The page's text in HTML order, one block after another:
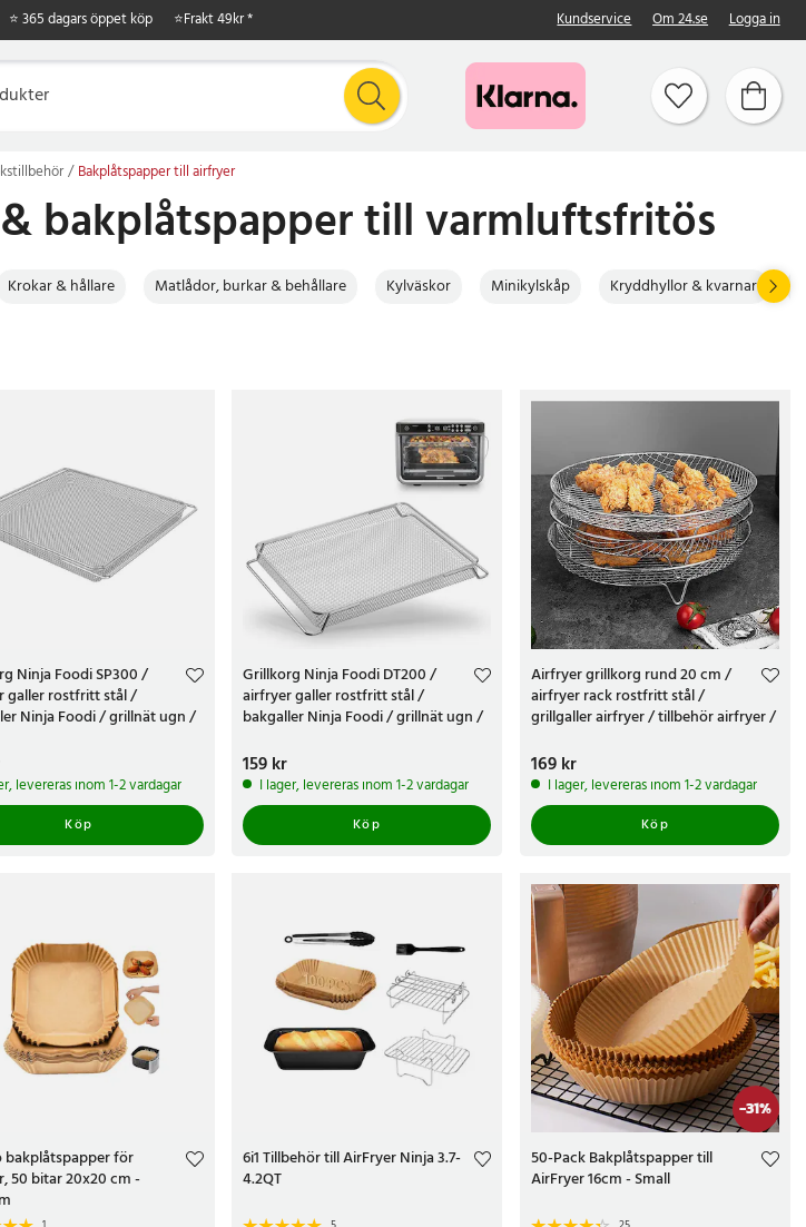
⭐ 365 dagars öppet köp ⭐Frakt 49kr * Kundservice Om 24.se Logga in
Bakplåtspapper till airfryer
bakplåtspapper till varmluftsfritös
Krokar & hållare Matlådor, burkar & behållare Kylväskor Minikylskåp Kryddhyllor & kvarnar
Ninja Foodi SP300 /
galler rostfritt stål /
Ninja Foodi / grillnät ugn /
kr
levereras inom 1-2 vardagar
Köp
Grillkorg Ninja Foodi DT200 /
airfryer galler rostfritt stål /
bakgaller Ninja Foodi / grillnät ugn /
Pris :159 kr
159 kr
I lager, levereras inom 1-2 vardagar
Köp
Airfryer grillkorg rund 20 cm /
airfryer rack rostfritt stål /
grillgaller airfryer / tillbehör airfryer /
Pris:169 kr
169 kr
I lager, levereras inom 1-2 vardagar
Köp
bakplåtspapper för
50 bitar 20x20 cm -
6i1 Tillbehör till AirFryer Ninja 3.7-
4.2QT
-31%
50-Pack Bakplåtspapper till
AirFryer 16cm - Small